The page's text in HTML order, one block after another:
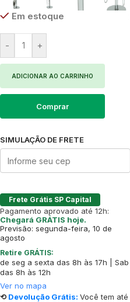
Em estoque
- +
ADICIONAR AO CARRINHO
Comprar
SIMULAÇÃO DE FRETE
Frete Grátis SP Capital
Pagamento aprovado até 12h:
Chegará GRÁTIS hoje.
Previsão: segunda-feira, 10 de
agosto
Retire GRÁTIS:
de seg a sexta das 8h às 17h | Sab
das 8h às 12h
Ver no mapa
⟲ Devolução Grátis: Você tem até